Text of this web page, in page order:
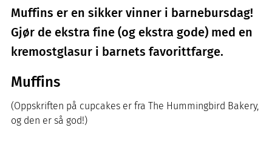
Muffins er en sikker vinner i barnebursdag!
Gjør de ekstra fine (og ekstra gode) med en
kremostglasur i barnets favorittfarge.
Muffins
(Oppskriften på cupcakes er fra The Hummingbird Bakery,
og den er så god!)